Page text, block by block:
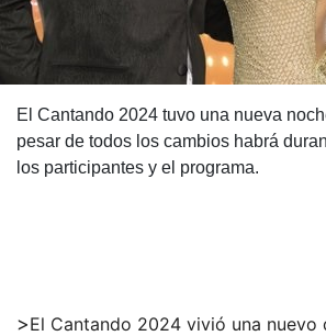
El Cantando 2024 tuvo una nueva
pesar de todos los cambios habrá
los participantes y el programa.
>El Cantando 2024 vivió una nuevo